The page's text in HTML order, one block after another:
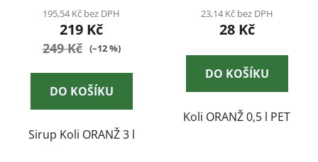
195,54 Kč bez DPH
219 Kč
249 Kč (–12 %)
DO KOŠÍKU
Sirup Koli ORANŽ 3 l
23,14 Kč bez DPH
28 Kč
DO KOŠÍKU
Koli ORANŽ 0,5 l PET